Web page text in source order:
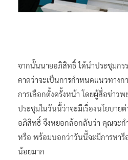
จากนั้นนายอภิสิทธิ์ ได้นำประชุมกร
คาดว่าจะเป็นการกำหนดแนวทางก
การเลือกตั้งครั้งหน้า โดยผู้สื่อข่าวพ
ประชุมในวันนี้ว่าจะมีเรื่องนโยบาย
อภิสิทธิ์ จึงหยอกล้อกลับว่า คุณจะก
หรือ พร้อมบอกว่าวันนี้จะมีการหารือ
น้อยมาก